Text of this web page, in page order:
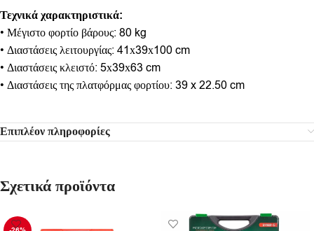
Τεχνικά χαρακτηριστικά:
• Μέγιστο φορτίο βάρους: 80 kg
• Διαστάσεις λειτουργίας: 41х39х100 cm
• Διαστάσεις κλειστό: 5х39х63 cm
• Διαστάσεις της πλατφόρμας φορτίου: 39 x 22.50 cm
Επιπλέον πληροφορίες
Σχετικά προϊόντα